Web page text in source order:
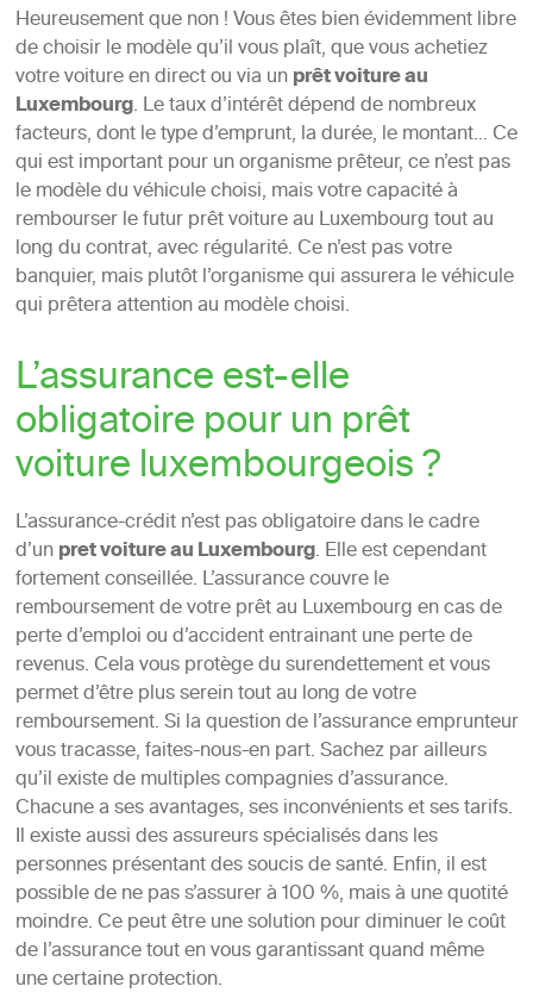
Heureusement que non ! Vous êtes bien évidemment libre
de choisir le modèle qu’il vous plaît, que vous achetiez
votre voiture en direct ou via unprêt voiture au
Luxembourg. Le taux d’intérêt dépend de nombreux
facteurs, dont le type d’emprunt, la durée, le montant… Ce
qui est important pour un organisme prêteur, ce n’est pas
le modèle du véhicule choisi, mais votre capacité à
rembourser le futur prêt voiture au Luxembourg tout au
long du contrat, avec régularité. Ce n’est pas votre
banquier, mais plutôt l’organisme qui assurera le véhicule
qui prêtera attention au modèle choisi.
L’assurance est-elle
obligatoire pour un prêt
voiture luxembourgeois ?
L’assurance-crédit n’est pas obligatoire dans le cadre
d’unpret voiture au Luxembourg. Elle est cependant
fortement conseillée. L’assurance couvre le
remboursement de votre prêt au Luxembourg en cas de
perte d’emploi ou d’accident entrainant une perte de
revenus. Cela vous protège du surendettement et vous
permet d’être plus serein tout au long de votre
remboursement. Si la question de l’assurance emprunteur
vous tracasse, faites-nous-en part. Sachez par ailleurs
qu’il existe de multiples compagnies d’assurance.
Chacune a ses avantages, ses inconvénients et ses tarifs.
Il existe aussi des assureurs spécialisés dans les
personnes présentant des soucis de santé. Enfin, il est
possible de ne pas s’assurer à 100 %, mais à une quotité
moindre. Ce peut être une solution pour diminuer le coût
de l’assurance tout en vous garantissant quand même
une certaine protection.